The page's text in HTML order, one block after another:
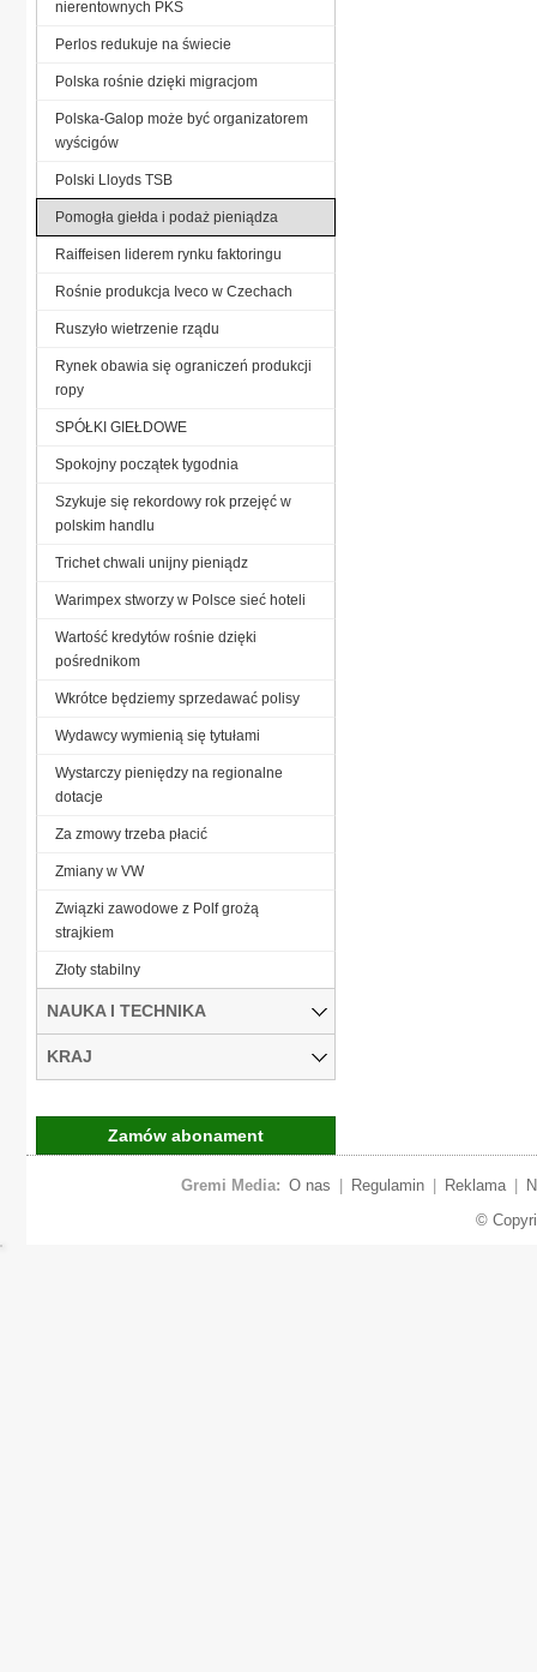
nierentownych PKS
Perlos redukuje na świecie
Polska rośnie dzięki migracjom
Polska-Galop może być organizatorem
wyścigów
Polski Lloyds TSB
Pomogła giełda i podaż pieniądza
Raiffeisen liderem rynku faktoringu
Rośnie produkcja Iveco w Czechach
Ruszyło wietrzenie rządu
Rynek obawia się ograniczeń produkcji
ropy
SPÓŁKI GIEŁDOWE
Spokojny początek tygodnia
Szykuje się rekordowy rok przejęć w
polskim handlu
Trichet chwali unijny pieniądz
Warimpex stworzy w Polsce sieć hoteli
Wartość kredytów rośnie dzięki
pośrednikom
Wkrótce będziemy sprzedawać polisy
Wydawcy wymienią się tytułami
Wystarczy pieniędzy na regionalne
dotacje
Za zmowy trzeba płacić
Zmiany w VW
Związki zawodowe z Polf grożą
strajkiem
Złoty stabilny
NAUKA I TECHNIKA
KRAJ
Zamów abonament
Gremi Media: O nas Regulamin Reklama
©